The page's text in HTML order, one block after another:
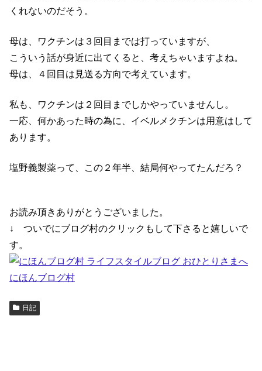
くれないのだそう。
母は、ワクチンは３回目までは打っていますが、
こういう話が身近に出てくると、考えちゃいますよね。
母は、４回目は見送る方向で考えています。
私も、ワクチンは２回目までしかやっていませんし。
一応、何かあった時の為に、イベルメクチンは用意はして
あります。
塩野義製薬って、この２年半、結局何やってたんだろ？
お読み頂きありがとうございました。
↓ ついでにブログ村のクリックもして下さると嬉しいで
す。
にほんブログ村
日記